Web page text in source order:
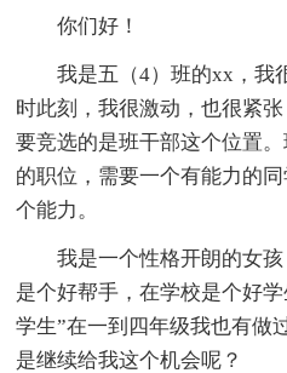
你们好！
我是五（4）班的xx，我
时此刻，我很激动，也很紧
要竞选的是班干部这个位置
的职位，需要一个有能力的
个能力。
我是一个性格开朗的女
是个好帮手，在学校是个好
学生”在一到四年级我也有做
是继续给我这个机会呢？